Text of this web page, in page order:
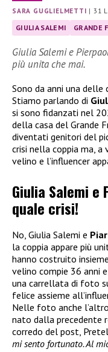
SARA GUGLIELMETTI |31
GIULIA SALEMI GRANDE
Giulia Salemi e
più unita che mai.
Sono da anni una
Stiamo parlando di
si sono fidanzati nel
della casa del Grande
diventati genitori del
crisi nella coppia ma, a
velino e l’influencer
Giulia Salemi
quale crisi!
No, Giulia Salemi e
la coppia appare più
hanno costruito
velino compie 36 anni
una carrellata di foto
felice assieme
Nelle foto anche
nato dalla precedente
corredo del post,
mi sento fortunato. Al